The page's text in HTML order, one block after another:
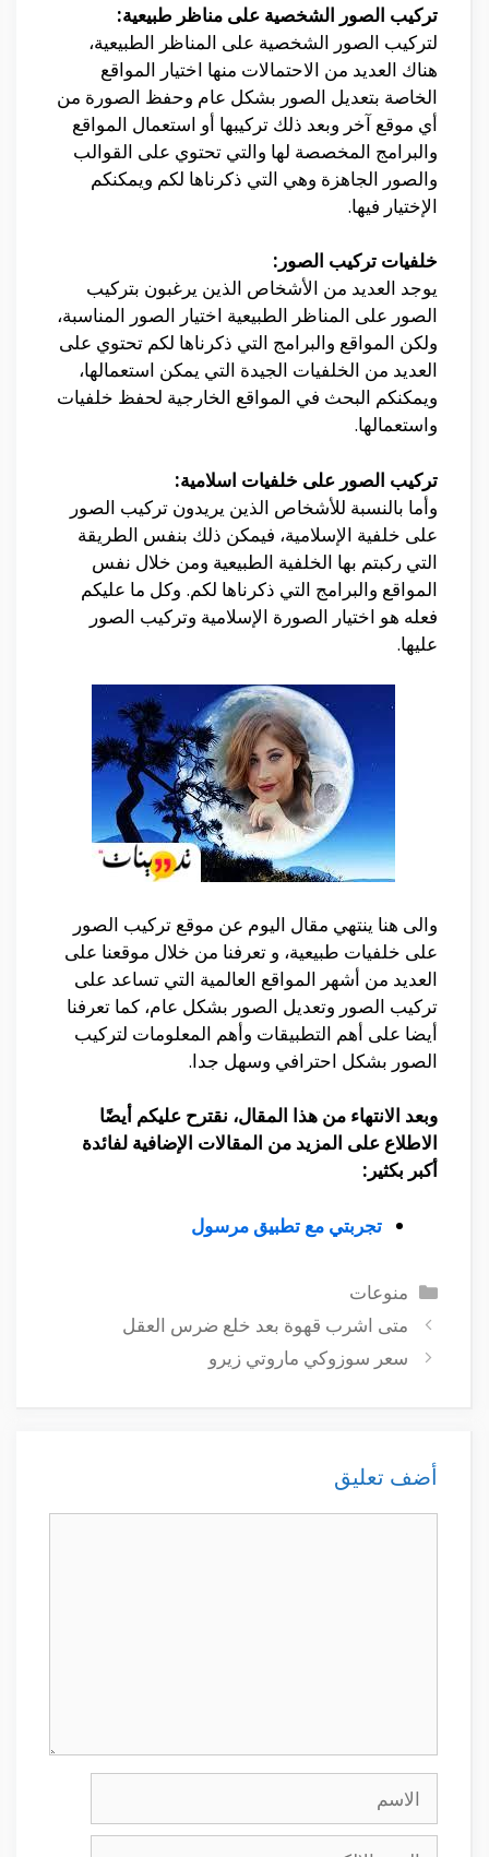
تركيب الصور الشخصية على مناظر طبيعية:
لتركيب الصور الشخصية على المناظر الطبيعية،
هناك العديد من الاحتمالات منها اختيار المواقع
الخاصة بتعديل الصور بشكل عام وحفظ الصورة من
أي موقع آخر وبعد ذلك تركيبها أو استعمال المواقع
والبرامج المخصصة لها والتي تحتوي على القوالب
والصور الجاهزة وهي التي ذكرناها لكم ويمكنكم
الإختيار فيها.
خلفيات تركيب الصور:
يوجد العديد من الأشخاص الذين يرغبون بتركيب
الصور على المناظر الطبيعية اختيار الصور المناسبة،
ولكن المواقع والبرامج التي ذكرناها لكم تحتوي على
العديد من الخلفيات الجيدة التي يمكن استعمالها،
ويمكنكم البحث في المواقع الخارجية لحفظ خلفيات
واستعمالها.
تركيب الصور على خلفيات اسلامية:
وأما بالنسبة للأشخاص الذين يريدون تركيب الصور
على خلفية الإسلامية، فيمكن ذلك بنفس الطريقة
التي ركبتم بها الخلفية الطبيعية ومن خلال نفس
المواقع والبرامج التي ذكرناها لكم. وكل ما عليكم
فعله هو اختيار الصورة الإسلامية وتركيب الصور
عليها.
والى هنا ينتهي مقال اليوم عن موقع تركيب الصور
على خلفيات طبيعية، و تعرفنا من خلال موقعنا على
العديد من أشهر المواقع العالمية التي تساعد على
تركيب الصور وتعديل الصور بشكل عام، كما تعرفنا
أيضا على أهم التطبيقات وأهم المعلومات لتركيب
الصور بشكل احترافي وسهل جدا.
وبعد الانتهاء من هذا المقال، نقترح عليكم أيضًا
الاطلاع على المزيد من المقالات الإضافية لفائدة
أكبر بكثير:
تجربتي مع تطبيق مرسول
التصنيفات
منوعات
متى اشرب قهوة بعد خلع ضرس العقل
سعر سوزوكي ماروتي زيرو
أضف تعليق